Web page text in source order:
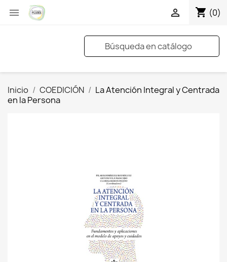
 shopping_cart (0)

Inicio COEDICIÓN
La Atención Integral y Centrada
en la Persona